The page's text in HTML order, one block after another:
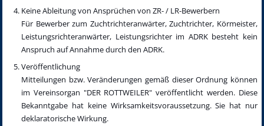
Keine Ableitung von Ansprüchen von ZR- / LR-Bewerbern
Für Bewerber zum Zuchtrichteranwärter, Zuchtrichter, Körmeister,
Leistungsrichteranwärter, Leistungsrichter im ADRK besteht kein
Anspruch auf Annahme durch den ADRK.
Veröffentlichung
Mitteilungen bzw. Veränderungen gemäß dieser Ordnung können
im Vereinsorgan "DER ROTTWEILER" veröffentlicht werden. Diese
Bekanntgabe hat keine Wirksamkeitsvoraussetzung. Sie hat nur
deklaratorische Wirkung.